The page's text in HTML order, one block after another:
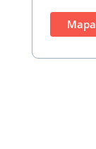
Mapa